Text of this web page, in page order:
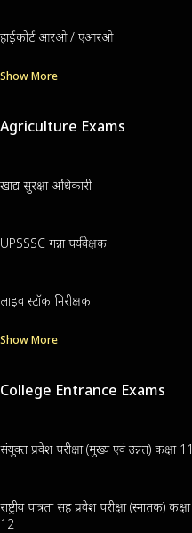
हाईकोर्ट आरओ / एआरओ
Show More
Agriculture Exams
खाद्य सुरक्षा अधिकारी
UPSSSC गन्ना पर्यवेक्षक
लाइव स्टॉक निरीक्षक
Show More
College Entrance Exams
संयुक्त प्रवेश परीक्षा (मुख्य एवं उन्नत) कक्षा 11
राष्ट्रीय पात्रता सह प्रवेश परीक्षा (स्नातक) कक्षा
12